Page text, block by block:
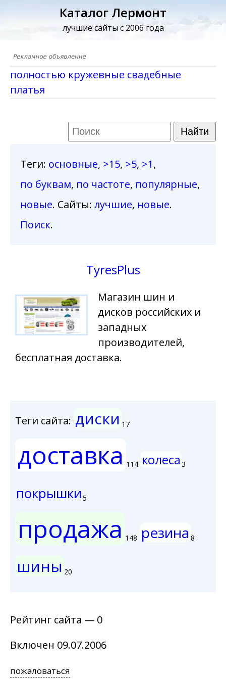
Каталог Лермонт
лучшие сайты с 2006 года
полностью кружевные свадебные
платья
Теги: основные, >15, >5, >1,
по буквам, по частоте, популярные,
новые. Сайты: лучшие, новые.
Поиск.
TyresPlus
Магазин шин и
дисков российских и
западных
производителей,
бесплатная доставка.
Теги сайта: диски 17
доставка 114 колеса 3
покрышки5
продажа 148 резина 8
шины 20
Рейтинг сайта — 0
Включен 09.07.2006
пожаловаться